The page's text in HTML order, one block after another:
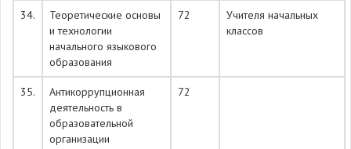
34.
Теоретические основы
и технологии
начального языкового
образования
72
Учителя начальных
классов
35.
Антикоррупционная
деятельность в
образовательной
организации
72